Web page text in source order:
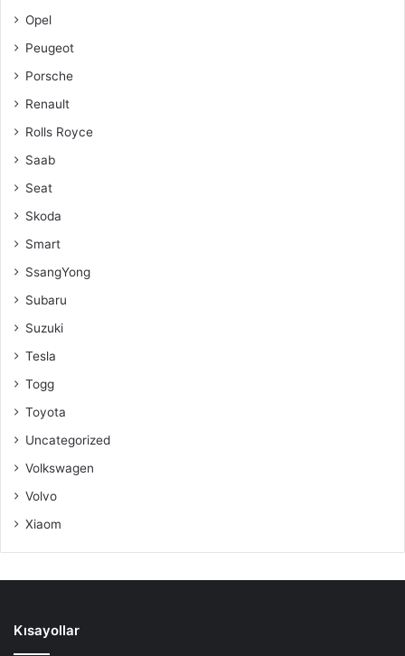
Opel
Peugeot
Porsche
Renault
Rolls Royce
Saab
Seat
Skoda
Smart
SsangYong
Subaru
Suzuki
Tesla
Togg
Toyota
Uncategorized
Volkswagen
Volvo
Xiaom
Kısayollar